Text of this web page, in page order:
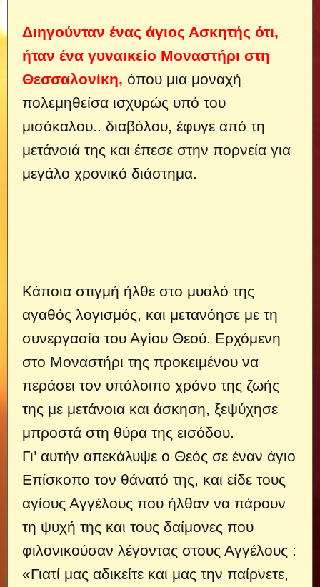
Διηγούνταν ένας άγιος Ασκητής ότι,
ήταν ένα γυναικείο Μοναστήρι στη
Θεσσαλονίκη, όπου μια μοναχή
πολεμηθείσα ισχυρώς υπό του
μισόκαλου..
διαβόλου, έφυγε από τη
μετάνοιά της και έπεσε στην πορνεία για
μεγάλο χρονικό διάστημα.
Κάποια στιγμή ήλθε στο μυαλό της
αγαθός λογισμός, και μετανόησε με τη
συνεργασία του Αγίου Θεού. Ερχόμενη
στο Μοναστήρι της προκειμένου να
περάσει τον υπόλοιπο χρόνο της ζωής
της με μετάνοια και άσκηση, ξεψύχησε
μπροστά στη θύρα της εισόδου.
Γι’ αυτήν απεκάλυψε ο Θεός σε έναν άγιο
Επίσκοπο τον θάνατό της, και είδε τους
αγίους Αγγέλους που ήλθαν να πάρουν
τη ψυχή της και τους δαίμονες που
φιλονικούσαν λέγοντας στους Αγγέλους :
«Γιατί μας αδικείτε και μας την παίρνετε,